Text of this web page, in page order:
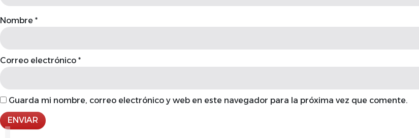
Nombre *
Correo electrónico *
Guarda mi nombre, correo electrónico y web en este navegador para la próxima vez que comente.